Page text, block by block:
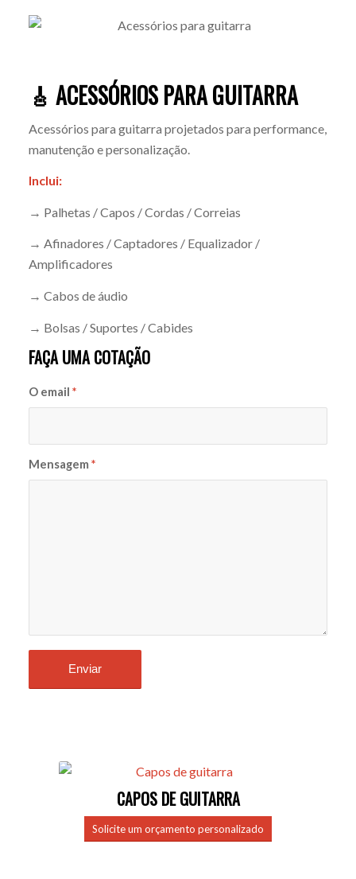
🎸 ACESSÓRIOS PARA GUITARRA
Acessórios para guitarra projetados para performance,
manutenção e personalização.
Inclui:
→ Palhetas / Capos / Cordas / Correias
→ Afinadores / Captadores / Equalizador /
Amplificadores
→ Cabos de áudio
→ Bolsas / Suportes / Cabides
FAÇA UMA COTAÇÃO
O email *
Mensagem *
CAPOS DE GUITARRA
Solicite um orçamento personalizado